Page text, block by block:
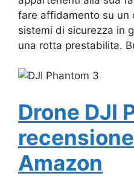
fare affidamento su un
sistemi di sicurezza in
una rotta prestabilita.
Drone DJI
Amazon